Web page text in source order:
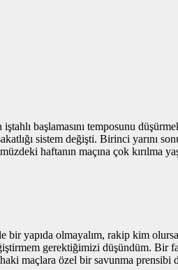
başlamasını temposunu
sistem değişti. Birinci yarını
haftanın maçına çok kırılma
bir yapıda olmayalım, rakip kim
gerektiğimizi düşündüm. Bir
maçlara özel bir savunma prensibi